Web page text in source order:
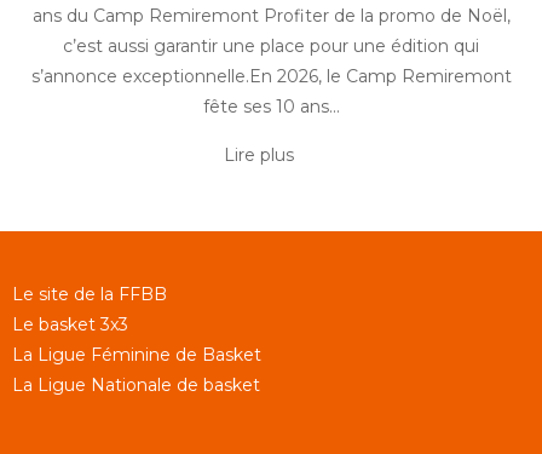
ans du Camp Remiremont Profiter de la promo de Noël,
c’est aussi garantir une place pour une édition qui
s’annonce exceptionnelle.En 2026, le Camp Remiremont
fête ses 10 ans...
Lire plus
Le site de la FFBB
Le basket 3x3
La Ligue Féminine de Basket
La Ligue Nationale de basket